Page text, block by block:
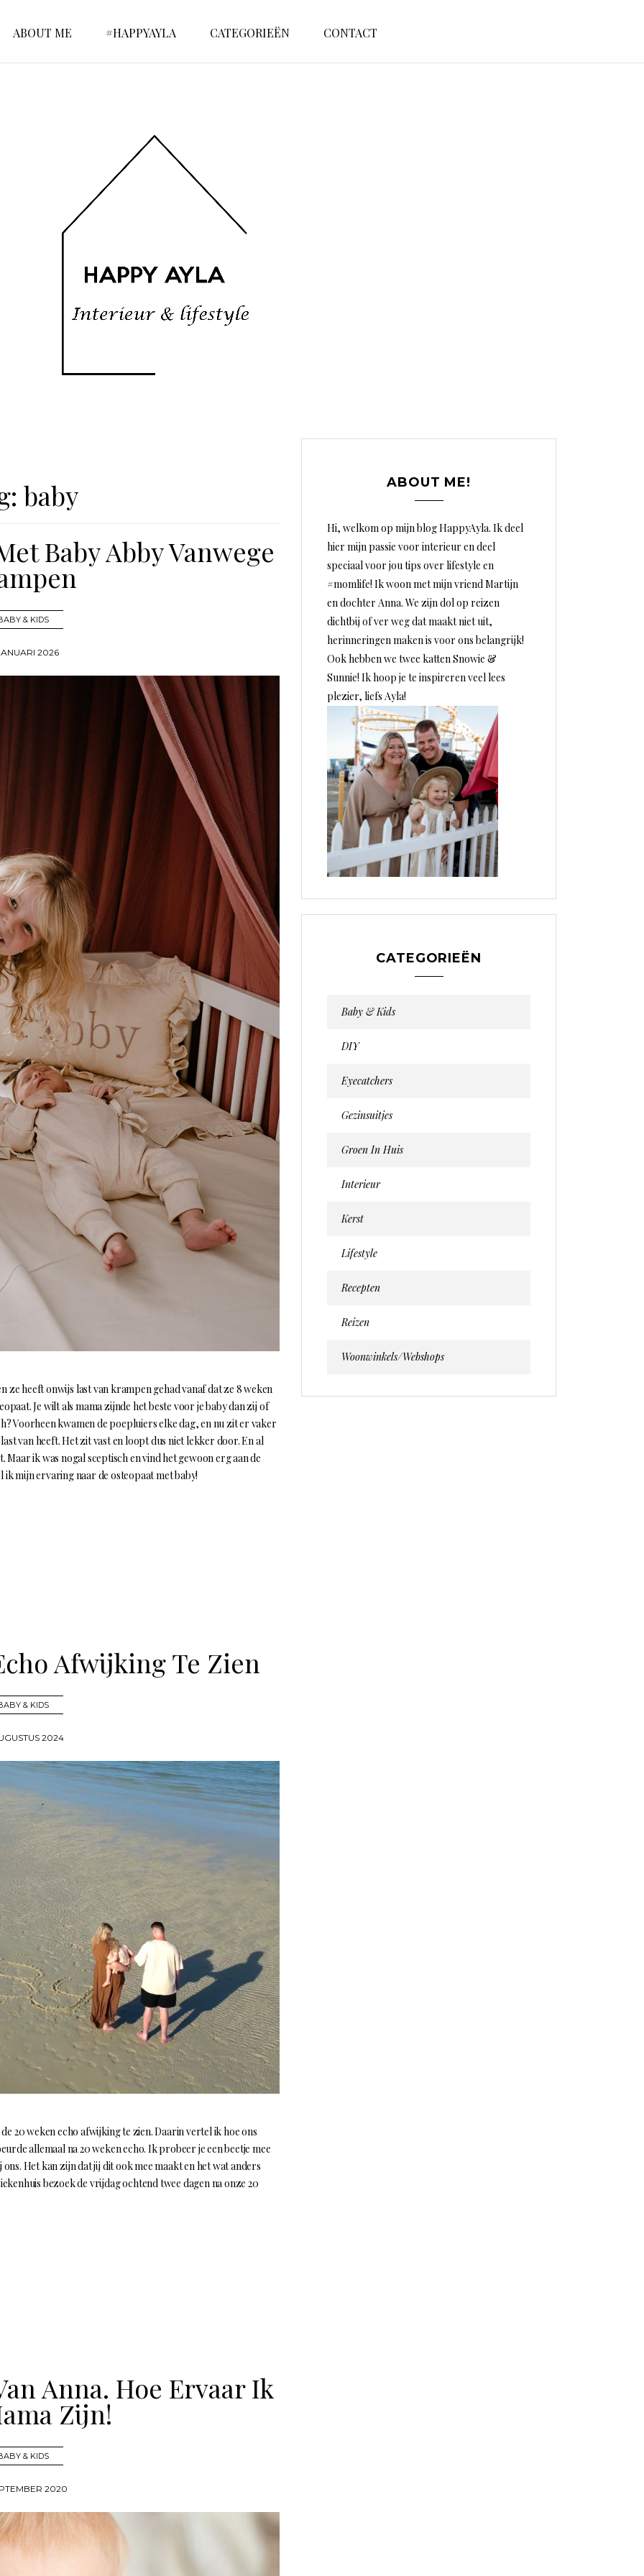
ABOUT ME #HAPPYAYLA CATEGORIEËN CONTACT
baby
Baby Abby Vanwege
& KIDS
2026
ze heeft onwijs last van krampen gehad vanaf dat ze 8 weken
Je wilt als mama zijnde het beste voor je baby dan zij of
Voorheen kwamen de poepluiers elke dag, en nu zit er vaker
van heeft. Het zit vast en loopt dus niet lekker door. En al
ik was nogal sceptisch en vind het gewoon erg aan de
mijn ervaring naar de osteopaat met baby!
Afwijking Te Zien
& KIDS
2024
20 weken echo afwijking te zien. Daarin vertel ik hoe ons
allemaal na 20 weken echo. Ik probeer je een beetje mee
Het kan zijn dat jij dit ook mee maakt en het wat anders
bezoek de vrijdag ochtend twee dagen na onze 20
Anna. Hoe Ervaar Ik
Zijn!
& KIDS
2020
ABOUT ME!
Hi, welkom op mijn blog HappyAyla. Ik deel
hier mijn passie voor interieur en deel
speciaal voor jou tips over lifestyle en
#momlife! Ik woon met mijn vriend Martijn
en dochter Anna. We zijn dol op reizen
dichtbij of ver weg dat maakt niet uit,
herinneringen maken is voor ons belangrijk!
Ook hebben we twee katten Snowie &
Sunnie! Ik hoop je te inspireren veel lees
plezier, liefs Ayla!
CATEGORIEËN
Baby & Kids
DIY
Eyecatchers
Gezinsuitjes
Groen In Huis
Interieur
Kerst
Lifestyle
Recepten
Reizen
Woonwinkels/webshops